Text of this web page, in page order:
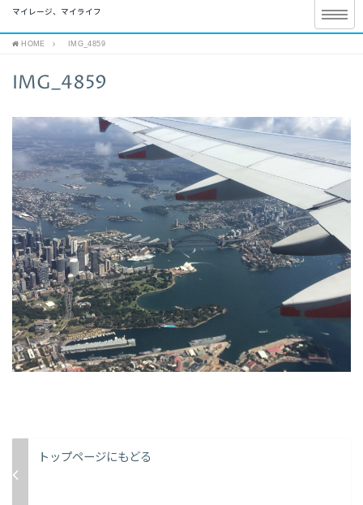
マイレージ、マイライフ
HOME IMG_4859
IMG_4859
トップページにもどる